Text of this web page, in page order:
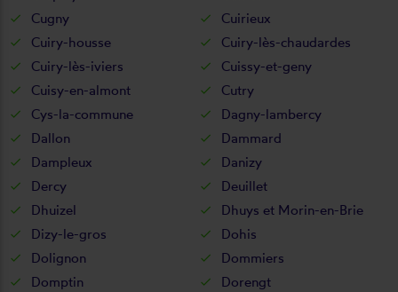
Cugny
Cuirieux
Cuiry-housse
Cuiry-lès-chaudardes
Cuiry-lès-iviers
Cuissy-et-geny
Cuisy-en-almont
Cutry
Cys-la-commune
Dagny-lambercy
Dallon
Dammard
Dampleux
Danizy
Dercy
Deuillet
Dhuizel
Dhuys et Morin-en-Brie
Dizy-le-gros
Dohis
Dolignon
Dommiers
Domptin
Dorengt